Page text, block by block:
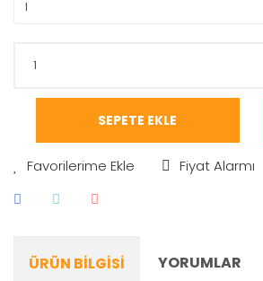
SEPETE EKLE
Fiyat Alarmı
ÜRÜN BILGISI YORUMLAR